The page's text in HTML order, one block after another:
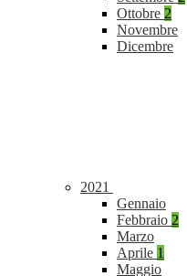
Ottobre 2
Novembre
Dicembre
2021
Gennaio
Febbraio 2
Marzo
Aprile 1
Maggio